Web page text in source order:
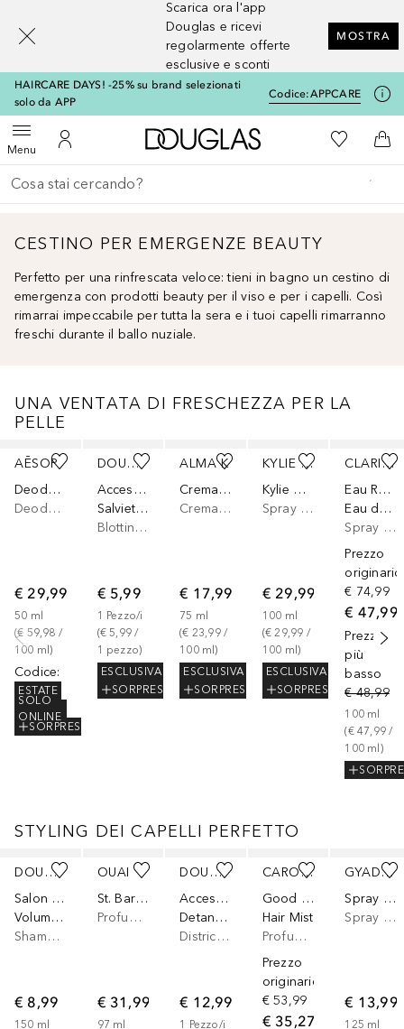
Scarica ora l'app
Douglas e ricevi
regolarmente offerte
esclusive e sconti
MOSTRA
HAIRCARE DAYS! -25% su brand selezionati
solo da APP
Codice:APPCARE
MenuApri menuAl Mio Account
A Douglas HomeAlla Mia
Al
Torna indietro
Esegui ricerca
CESTINO PER EMERGENZE BEAUTY
Perfetto per una rinfrescata veloce: tieni in bagno un cestino di
emergenza con prodotti beauty per il viso e per i capelli. Così
rimarrai impeccabile per tutta la sera e i tuoi capelli rimarranno
freschi durante il ballo nuziale.
UNA VENTATA DI FRESCHEZZA PER LA
PELLE
AĒSOP
Deodorant
Deodorante
€ 29,99
50 ml
(€ 59,98 /
100 ml)
Codice:
ESTATE
SOLO
ONLINE
SORPRESA
DOUGLAS COLLECTION
Accessoires
Salviette Assorbenti Per Sebo
Blotting Paper
€ 5,99
1
Pezzo/i
(€ 5,99 /
1 pezzo)
ESCLUSIVA
SORPRESA
ALMA K
Crema Mani Intensiva Con Acido Ialuronico
Crema Mani
€ 17,99
75 ml
(€ 23,99 /
100 ml)
ESCLUSIVA
SORPRESA
KYLIE COSMETICS
Kylie Cosmetics Setting Spray
Spray Fissante
€ 29,99
100 ml
(€ 29,99 /
100 ml )
ESCLUSIVA
SORPRESA
CLARINS
Eau Ressourcante
Eau de Soins
Spray corpo
Prezzo
originario
€ 74,99
€ 47,99
Prezzo
più
basso
€ 48,99
100 ml
(€ 47,99 /
100 ml )
STYLING DEI CAPELLI PERFETTO
DOUGLAS COLLECTION
Salon Hair
Volume & Strength
Shampoo secco
€ 8,99
150 ml
OUAI
St. Barts Mist
Profumo capelli
€ 31,99
97 ml
DOUGLAS COLLECTION
Accessoires
Detangle Brush
Districante
€ 12,99
1
Pezzo/i
CAROLINA HERRERA
Good Girl
Hair Mist
Profumo capelli
Prezzo
originario
€ 53,99
€ 35,27
GYADA COSMETICS
Spray Anticrespo
Spray Capelli
€ 13,99
125 ml
[navigation.slideout.screenreader]